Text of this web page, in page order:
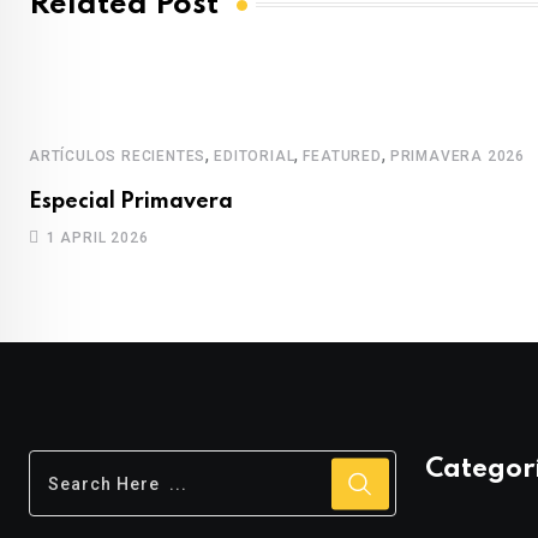
ARTÍCULOS RECIENTES,EDITORIAL,FEATURED, PRIMAVERA 2026
Especial Primavera
1 APRIL 2026